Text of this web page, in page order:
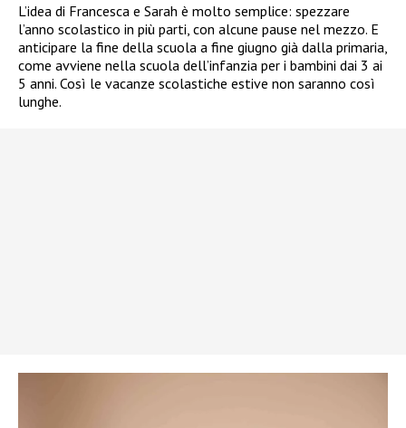
L’idea di Francesca e Sarah è molto semplice: spezzare
l’anno scolastico in più parti, con alcune pause nel mezzo. E
anticipare la fine della scuola a fine giugno già dalla primaria,
come avviene nella scuola dell’infanzia per i bambini dai 3 ai
5 anni. Così le vacanze scolastiche estive non saranno così
lunghe.